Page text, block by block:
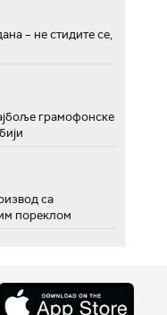
– не стидите се,
грамофонске
са
пореклом